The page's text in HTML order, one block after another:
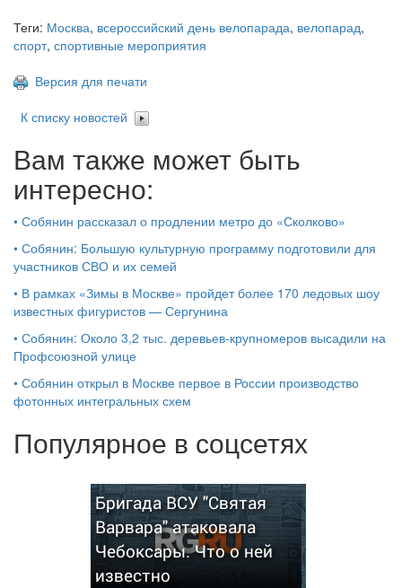
Теги: Москва, всероссийский день велопарада, велопарад,
спорт, спортивные мероприятия
Версия для печати
К списку новостей
Вам также может быть
интересно:
• Собянин рассказал о продлении метро до «Сколково»
• Собянин: Большую культурную программу подготовили для
участников СВО и их семей
• В рамках «Зимы в Москве» пройдет более 170 ледовых шоу
известных фигуристов — Сергунина
• Собянин: Около 3,2 тыс. деревьев-крупномеров высадили на
Профсоюзной улице
• Собянин открыл в Москве первое в России производство
фотонных интегральных схем
Популярное в соцсетях
Бригада ВСУ "Святая
Варвара" атаковала
Чебоксары. Что о ней
известно